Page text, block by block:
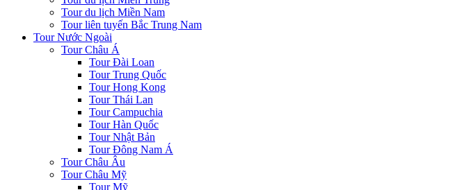
Tour du lịch Miền Nam
Tour liên tuyến Bắc Trung Nam
Tour Nước Ngoài
Tour Châu Á
Tour Đài Loan
Tour Trung Quốc
Tour Hong Kong
Tour Thái Lan
Tour Campuchia
Tour Hàn Quốc
Tour Nhật Bản
Tour Đông Nam Á
Tour Châu Âu
Tour Châu Mỹ
Tour Mỹ